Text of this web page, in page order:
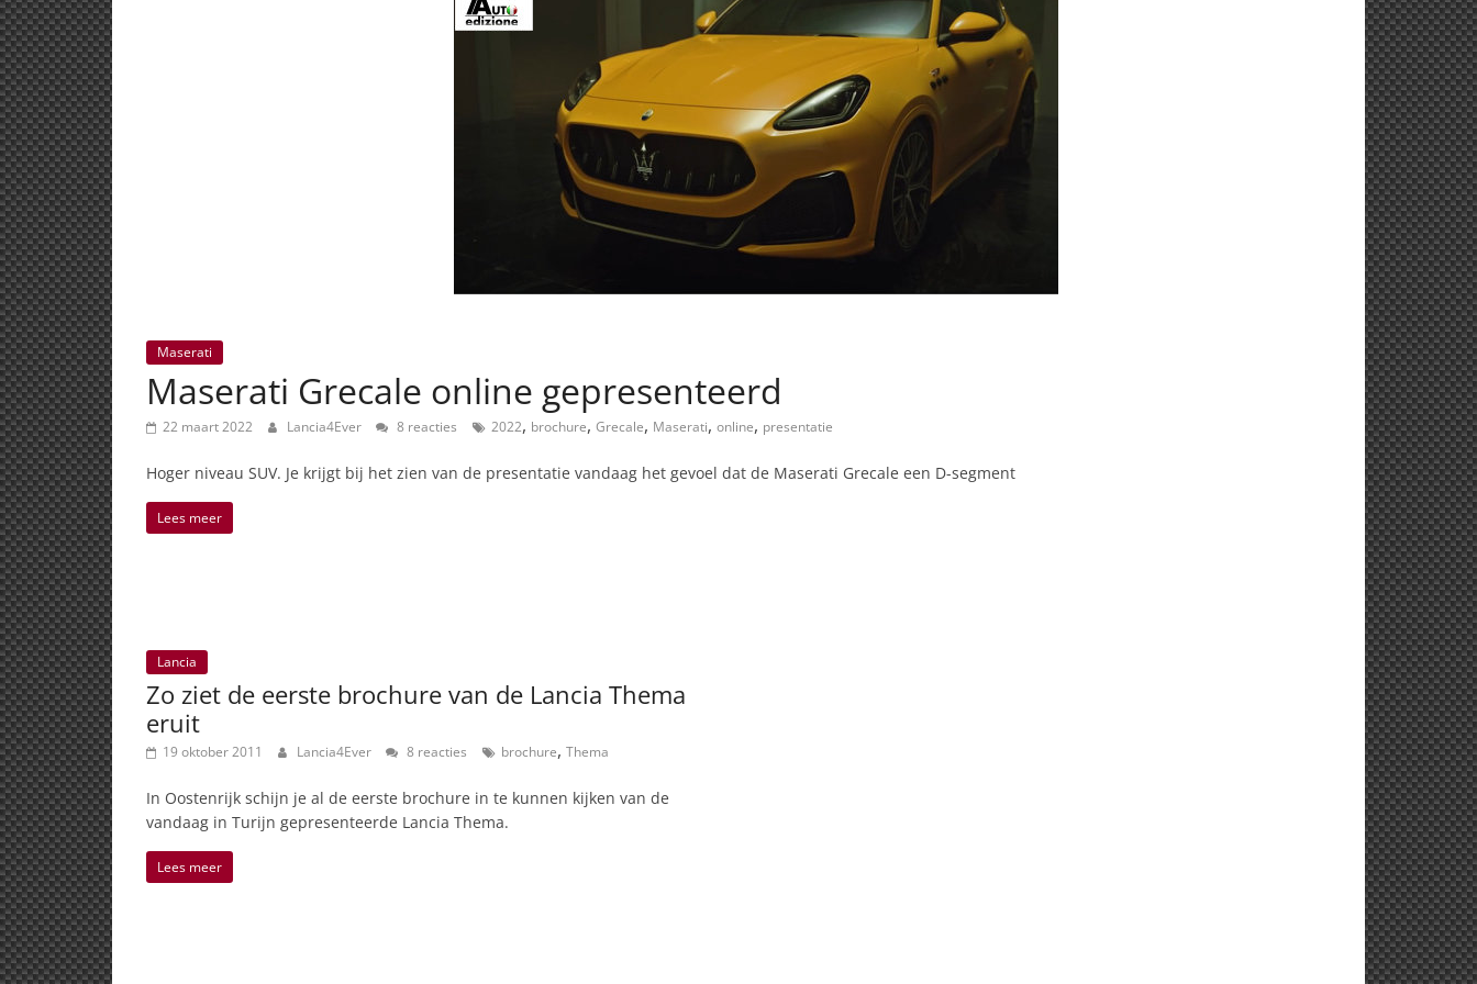
Maserati
Maserati Grecale online gepresenteerd
22 maart 2022 Lancia4Ever 8 reacties 2022, brochure, Grecale, Maserati, online, presentatie
Hoger niveau SUV. Je krijgt bij het zien van de presentatie vandaag het gevoel dat de Maserati Grecale een D-segment
Lees meer
Lancia
Zo ziet de eerste brochure van de Lancia Thema
eruit
19 oktober 2011 Lancia4Ever 8 reacties brochure, Thema
In Oostenrijk schijn je al de eerste brochure in te kunnen kijken van de
vandaag in Turijn gepresenteerde Lancia Thema.
Lees meer